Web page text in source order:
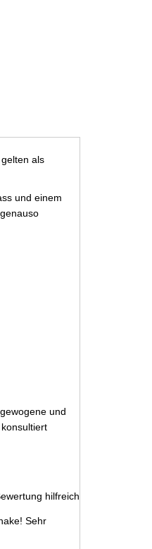
als
und einem
und
hilfreich
Sehr